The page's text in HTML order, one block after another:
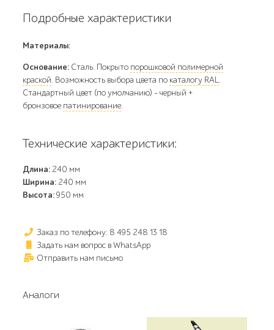
Подробные характеристики
Материалы:
Основание: Сталь. Покрыто порошковой полимерной
краской. Возможность выбора цвета по каталогу RAL.
Стандартный цвет (по умолчанию) - черный +
бронзовое патинирование.
Технические характеристики:
Длина: 240 мм
Ширина: 240 мм
Высота:950 мм
Заказ по телефону: 8 495 248 13 18
Задать нам вопрос в WhatsApp
Отправить нам письмо
Аналоги